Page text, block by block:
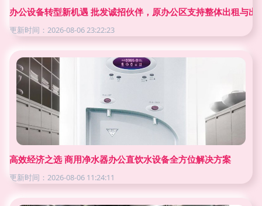
办公设备转型新机遇 批发诚招伙伴，原办公区支持整体出租与出
更新时间：2026-08-06 23:22:23
高效经济之选 商用净水器办公直饮水设备全方位解决方案
更新时间：2026-08-06 11:24:11